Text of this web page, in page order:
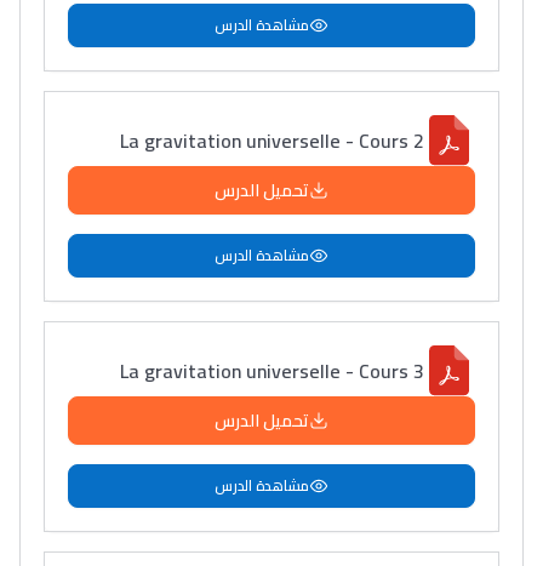
مشاهدة الدرس
La gravitation universelle - Cours 2
تحميل الدرس
مشاهدة الدرس
La gravitation universelle - Cours 3
تحميل الدرس
مشاهدة الدرس